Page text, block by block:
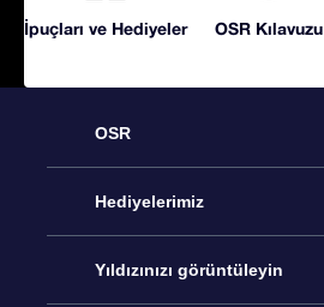
İpuçları ve Hediyeler OSR Kılavuzu
OSR
Hizmet
İletişim
Hediyelerimiz
Çevrimiçi Yıldız Hediyesi
Yıldızınızı görüntüleyin